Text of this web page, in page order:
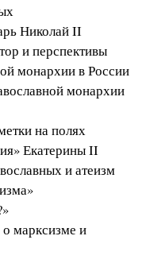
Николай II
и перспективы
монархии в России
монархии
на полях
Екатерины II
и атеизм
марксизме и